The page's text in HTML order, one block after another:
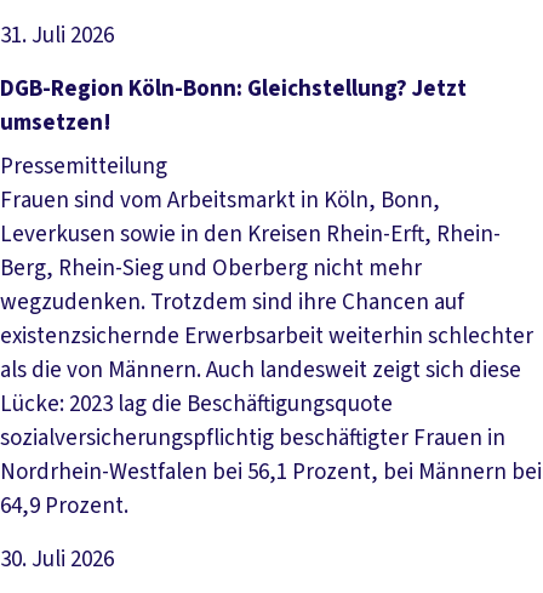
31. Juli 2026
Artikel lesen
DGB-Region Köln-Bonn: Gleichstellung? Jetzt
umsetzen!
Pressemitteilung
Frauen sind vom Arbeitsmarkt in Köln, Bonn,
Leverkusen sowie in den Kreisen Rhein-Erft, Rhein-
Berg, Rhein-Sieg und Oberberg nicht mehr
wegzudenken. Trotzdem sind ihre Chancen auf
existenzsichernde Erwerbsarbeit weiterhin schlechter
als die von Männern. Auch landesweit zeigt sich diese
Lücke: 2023 lag die Beschäftigungsquote
sozialversicherungspflichtig beschäftigter Frauen in
Nordrhein-Westfalen bei 56,1 Prozent, bei Männern bei
64,9 Prozent.
30. Juli 2026